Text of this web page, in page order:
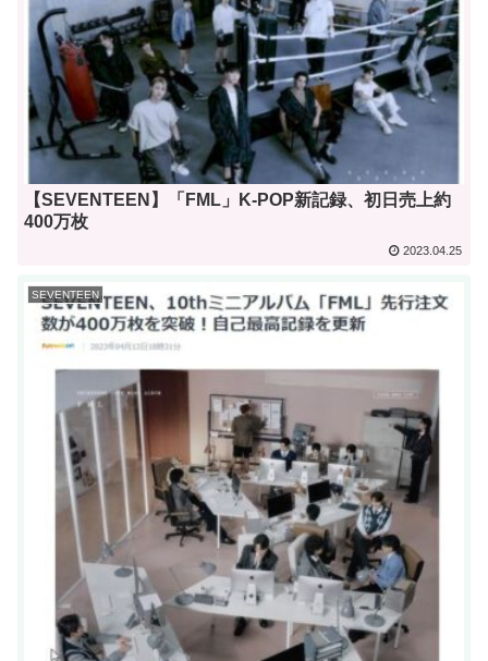
【SEVENTEEN】「FML」K-POP新記録、初日売上約
400万枚
2023.04.25
SEVENTEEN